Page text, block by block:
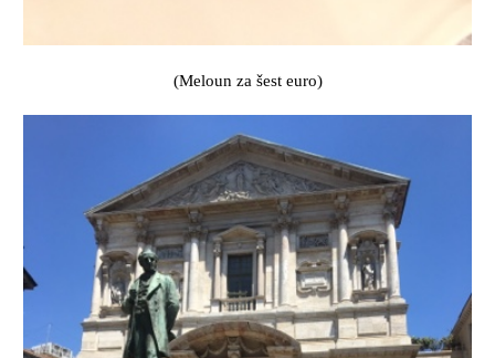
(Meloun za šest euro)